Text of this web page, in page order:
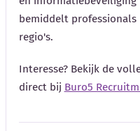
bemiddelt professionals
regio's.
Interesse? Bekijk de
direct bij Buro5